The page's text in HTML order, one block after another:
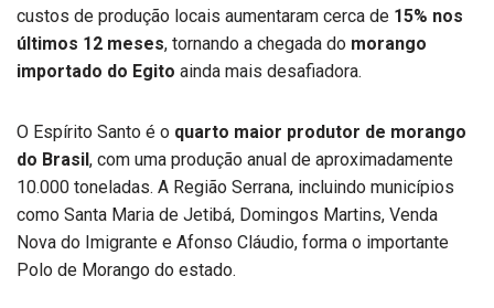
custos de produção locais aumentaram cerca de 15% nos
últimos 12 meses, tornando a chegada do morango
importado do Egito ainda mais desafiadora.
O Espírito Santo é o quarto maior produtor de morango
do Brasil, com uma produção anual de aproximadamente
10.000 toneladas. A Região Serrana, incluindo municípios
como Santa Maria de Jetibá, Domingos Martins, Venda
Nova do Imigrante e Afonso Cláudio, forma o importante
Polo de Morango do estado.